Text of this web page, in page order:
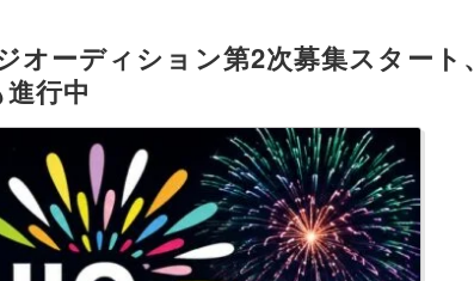
ーディション第2次募集スタート、
行中